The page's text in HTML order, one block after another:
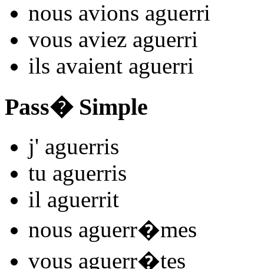
nous avions aguerri
vous aviez aguerri
ils avaient aguerri
Pass� Simple
j' aguerris
tu aguerris
il aguerrit
nous aguerr�mes
vous aguerr�tes